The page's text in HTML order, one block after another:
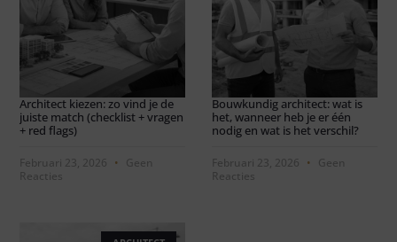
Architect kiezen: zo vind je de
juiste match (checklist + vragen
+ red flags)
Februari 23, 2026
Geen
Reacties
Bouwkundig architect: wat is
het, wanneer heb je er één
nodig en wat is het verschil?
Februari 23, 2026
Geen
Reacties